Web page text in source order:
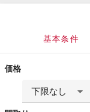
基本条件
価格
下限なし